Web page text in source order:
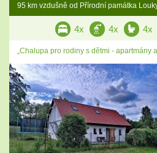
95 km vzdušně od Přírodní památka
4x 4x 4x
„Chalupa pro rodiny s dětmi - apartmány